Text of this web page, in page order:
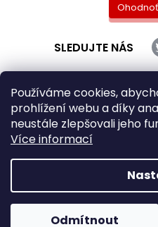
Používáme cookies,
prohlížení webu a díky
neustále zlepšovali jeho
Více informací
Odmítnout
SLEDUJTE NÁS
Copyright 2026
Upravit
Grafický návrh vytvořil